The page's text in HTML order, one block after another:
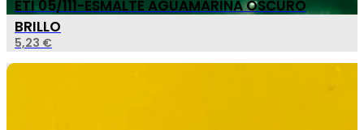
ETI 05/111-ESMALTE AGUAMARINA OSCURO
BRILLO
5,23 €